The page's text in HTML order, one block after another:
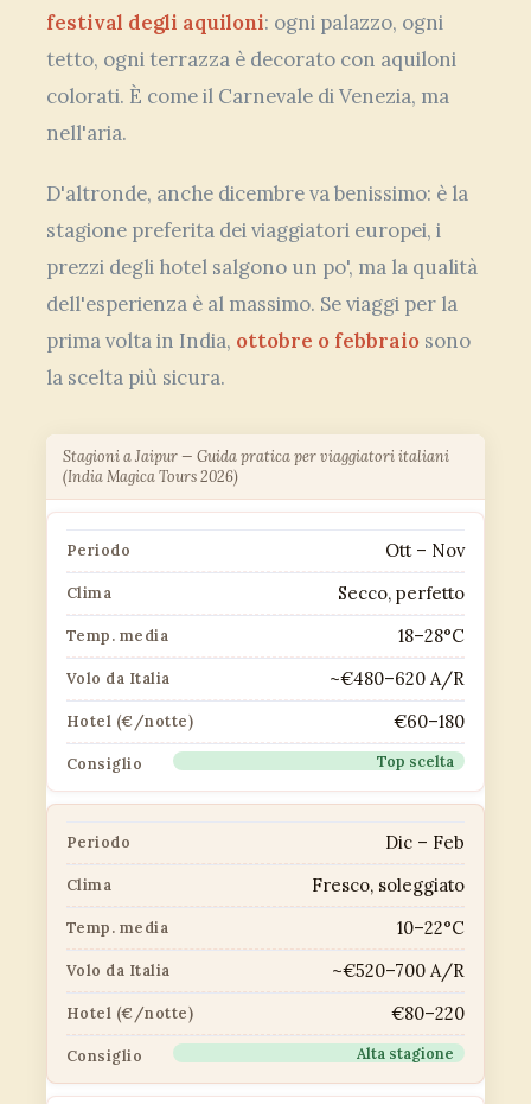
festival degli aquiloni: ogni palazzo, ogni
tetto, ogni terrazza è decorato con aquiloni
colorati. È come il Carnevale di Venezia, ma
nell'aria.
D'altronde, anche dicembre va benissimo: è la
stagione preferita dei viaggiatori europei, i
prezzi degli hotel salgono un po', ma la qualità
dell'esperienza è al massimo. Se viaggi per la
prima volta in India, ottobre o febbraio sono
la scelta più sicura.
Stagioni a Jaipur — Guida pratica per viaggiatori italiani
(India Magica Tours 2026)
Ott – Nov
Secco, perfetto
18–28°C
~€480–620 A/R
€60–180
Top scelta
Dic – Feb
Fresco, soleggiato
10–22°C
~€520–700 A/R
€80–220
Alta stagione